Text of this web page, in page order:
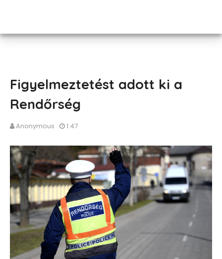
Figyelmeztetést adott ki a
Rendőrség
Anonymous 1:47